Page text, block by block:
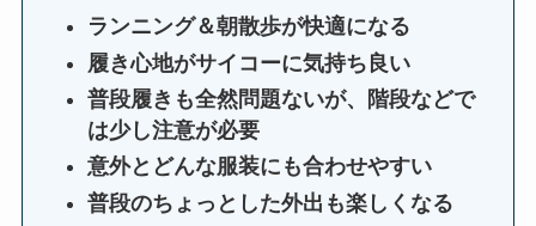
ランニング＆朝散歩が快適になる
履き心地がサイコーに気持ち良い
普段履きも全然問題ないが、階段などで
は少し注意が必要
意外とどんな服装にも合わせやすい
普段のちょっとした外出も楽しくなる